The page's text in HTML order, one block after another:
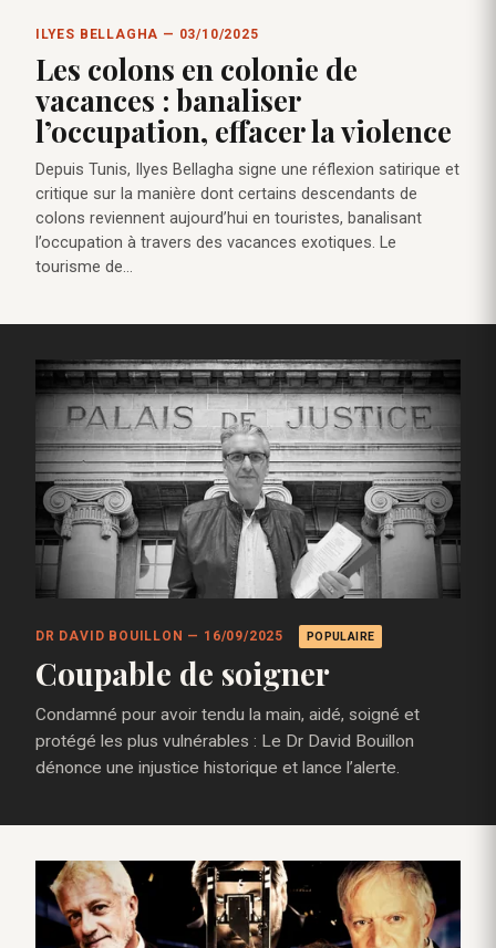
ILYES BELLAGHA — 03/10/2025
Les colons en colonie de
vacances : banaliser
l’occupation, effacer la violence
Depuis Tunis, Ilyes Bellagha signe une réflexion satirique et
critique sur la manière dont certains descendants de
colons reviennent aujourd’hui en touristes, banalisant
l’occupation à travers des vacances exotiques. Le
tourisme de…
DR DAVID BOUILLON — 16/09/2025 POPULAIRE
Coupable de soigner
Condamné pour avoir tendu la main, aidé, soigné et
protégé les plus vulnérables : Le Dr David Bouillon
dénonce une injustice historique et lance l’alerte.